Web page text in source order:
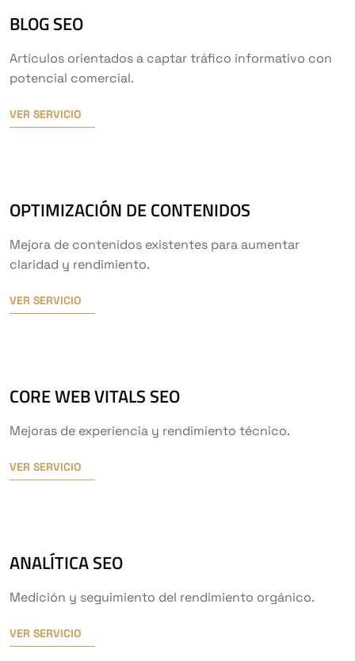
BLOG SEO
Artículos orientados a captar tráfico informativo con
potencial comercial.
VER SERVICIO
OPTIMIZACIÓN DE CONTENIDOS
Mejora de contenidos existentes para aumentar
claridad y rendimiento.
VER SERVICIO
CORE WEB VITALS SEO
Mejoras de experiencia y rendimiento técnico.
VER SERVICIO
ANALÍTICA SEO
Medición y seguimiento del rendimiento orgánico.
VER SERVICIO